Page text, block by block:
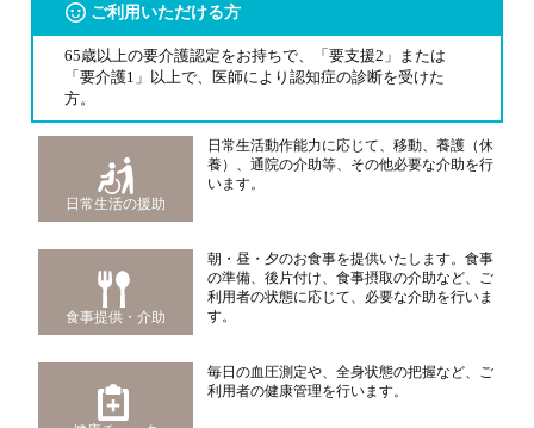
ご利用いただける方
65歳以上の要介護認定をお持ちで、「要支援2」または
「要介護1」以上で、医師により認知症の診断を受けた
方。
日常生活の援助
日常生活動作能力に応じて、移動、養護（休
養）、通院の介助等、その他必要な介助を行
います。
食事提供・介助
朝・昼・夕のお食事を提供いたします。食事
の準備、後片付け、食事摂取の介助など、ご
利用者の状態に応じて、必要な介助を行いま
す。
毎日の血圧測定や、全身状態の把握など、ご
利用者の健康管理を行います。